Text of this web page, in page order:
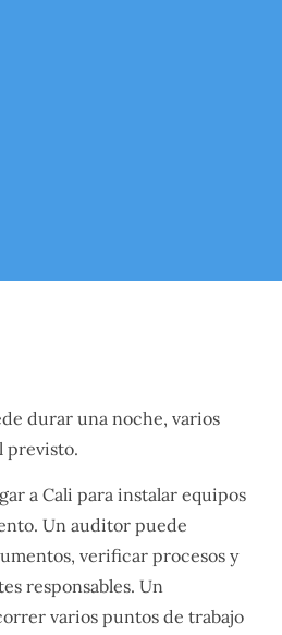
durar una noche, varios
previsto.
a Cali para instalar equipos
Un auditor puede
verificar procesos y
responsables. Un
varios puntos de trabajo